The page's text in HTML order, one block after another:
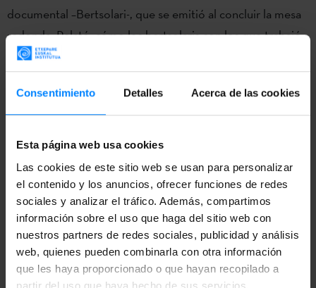
Consentimiento Detalles Acerca de las cookies
Esta página web usa cookies
Las cookies de este sitio web se usan para personalizar
el contenido y los anuncios, ofrecer funciones de redes
sociales y analizar el tráfico. Además, compartimos
información sobre el uso que haga del sitio web con
nuestros partners de redes sociales, publicidad y análisis
web, quienes pueden combinarla con otra información
que les haya proporcionado o que hayan recopilado a
partir del uso que haya hecho de sus servicios.
documental –Bertsolari-, que se emitió al concluir la mesa
redonda. Relató cómo los bertsolaris con los que trabajó
le contaban que su sensación era como la de estar al
borde de un precipicio, y Altuna decidió escenificar la
metáfora, colocando a los artistas junto a precipicio real
en su film.
Xabier Paya presentó su libro “
Euskal ahozko literaturaren Antologia- Anthology of
Basque oral literature” y habló sobre
la larga y fructífera
historia de la literatura oral vasca. Paya tampoco se olvidó
del bertsolarismo, y cantó un bertso en euskera que
después tradujo al castellano con gran maestría. Además,
relató su experiencia como bertsolari, y dio fin a la mesa